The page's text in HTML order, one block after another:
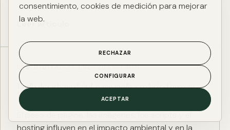
Leer artículo
ESG DIGITAL·27 ENE. 2025·4 MIN
Huella de carbono digital: cómo medir y reducir el impacto
ESG de una web
El peso de página, las imágenes, los scripts y el
hosting influyen en el impacto ambiental y en la
consentimiento, cookies de medición para mejorar
la web.
RECHAZAR
CONFIGURAR
ACEPTAR